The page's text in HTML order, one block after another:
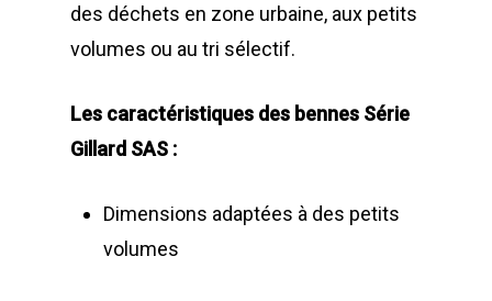
des déchets en zone urbaine, aux petits
volumes ou au tri sélectif.
Les caractéristiques des bennes Série
Gillard SAS :
Dimensions adaptées à des petits
volumes
Options Bennes
Compacteurs
Conteneurs
GILLARD S.A.S.
77590 BOIS LE ROI